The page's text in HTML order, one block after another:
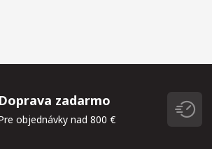
zadarmo
objednávky nad 800 €